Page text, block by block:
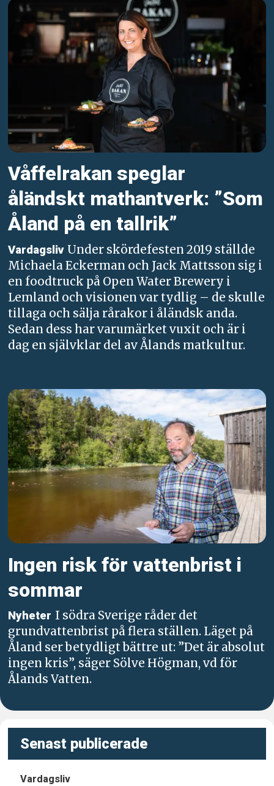
Våffelrakan speglar
åländskt mathantverk: ”Som
Åland på en tallrik”
Vardagsliv Under skördefesten 2019 ställde
Michaela Eckerman och Jack Mattsson sig i
en foodtruck på Open Water Brewery i
Lemland och visionen var tydlig – de skulle
tillaga och sälja rårakor i åländsk anda.
Sedan dess har varumärket vuxit och är i
dag en självklar del av Ålands matkultur.
Ingen risk för vattenbrist i
sommar
Nyheter I södra Sverige råder det
grundvattenbrist på flera ställen. Läget på
Åland ser betydligt bättre ut: ”Det är absolut
ingen kris”, säger Sölve Högman, vd för
Ålands Vatten.
Senast publicerade
Vardagsliv